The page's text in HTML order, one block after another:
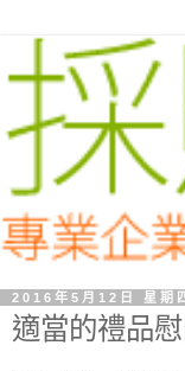
2016年5月12日 星期
適當的禮品